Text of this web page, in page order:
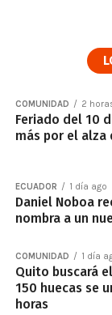
COMUNIDAD 2
Feriado del 10
más por el alza
ECUADOR 1 día ago
Daniel Noboa
nombra a un
COMUNIDAD 1 día
Quito buscará
150 huecas se
horas